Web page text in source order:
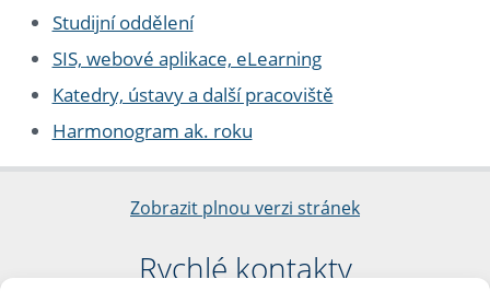
Studijní oddělení
SIS, webové aplikace, eLearning
Katedry, ústavy a další pracoviště
Harmonogram ak. roku
Zobrazit plnou verzi stránek
Rychlé kontakty